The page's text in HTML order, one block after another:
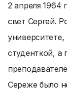
2 апреля 1964
свет Сергей.
студенткой, а
Сереже было